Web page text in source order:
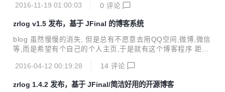
本编辑器，基本上满足了管理员的编辑需求 6.缓存公共数据,
ngelog V0.1 变更Cookie的生成机制，及使用request.getSes
参数 修复staticMapper会暴露静态的列表 变更Interceptor为
单例 扩展对freemarker，添加了ClassLoaderTemplate的支
持 添加到中央仓库 引入对 Https 的支持 基本功能 1.实现对浏
2016-11-19 01:00:03 0 评论
zrlog v1.5 发布，基于 JFinal 的博客系统
blog 虽然慢慢的消失, 但是总有不愿意去用QQ空间,微博,微信
等,而是希望有个自己的个人主页,于是就有这个博客程序 距离
5。 zrlog v1.5构建一个全新的插件模式，脱离了tomcat容
分地方尚不完善，将延后开放源代码。 zrlog v1.5 变更的内容
2016-04-12 00:19:28 14 评论
zrlog 1.4.2 发布，基于 JFinal/简洁好用的开源博客